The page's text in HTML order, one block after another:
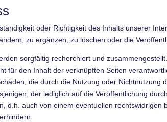
oder Richtigkeit des Inhalts unserer
zu ergänzen, zu löschen oder die
sorgfältig recherchiert und
für den Inhalt der verknüpften Seiten
die durch die Nutzung oder
der lediglich auf die Veröffentlichung
d.h. auch von einem eventuellen